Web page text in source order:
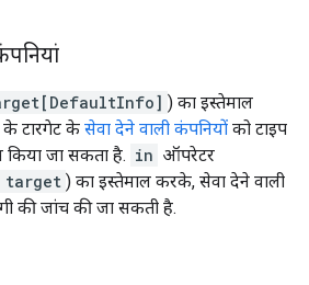
) का इस्तेमाल
टारगेट के सेवा देने वाली कंपनियों को टाइप
जा सकता है. in ऑपरेटर
target ) का इस्तेमाल करके, सेवा देने वाली
की जांच की जा सकती है.